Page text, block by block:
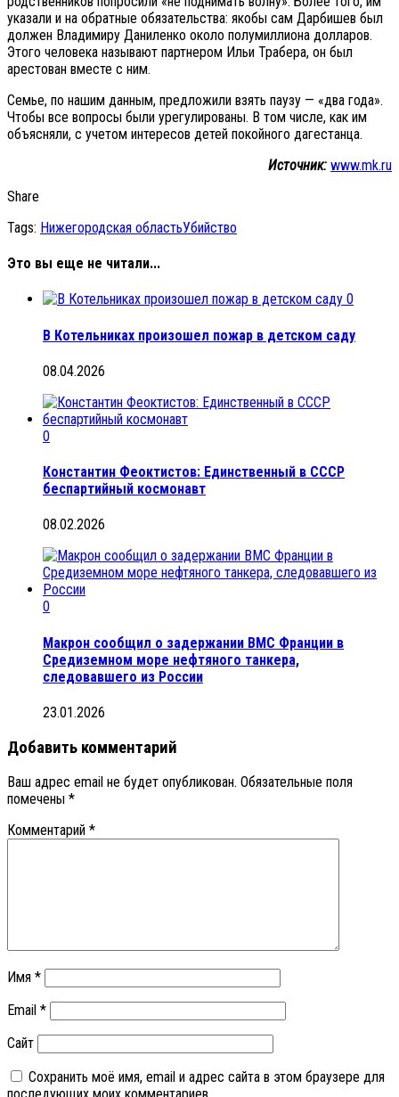
указали и на обратные обязательства: якобы сам Дарбишев был
должен Владимиру Даниленко около полумиллиона долларов.
Этого человека называют партнером Ильи Трабера, он был
арестован вместе с ним.
Семье, по нашим данным, предложили взять паузу — «два года».
Чтобы все вопросы были урегулированы. В том числе, как им
объясняли, с учетом интересов детей покойного дагестанца.
Источник: www.mk.ru
Share
Tags: Нижегородская областьУбийство
Это вы еще не читали...
0
В Котельниках произошел пожар в детском саду
08.04.2026
0
Константин Феоктистов: Единственный в СССР
беспартийный космонавт
08.02.2026
0
Макрон сообщил о задержании ВМС Франции в
Средиземном море нефтяного танкера,
следовавшего из России
23.01.2026
Добавить комментарий
Ваш адрес email не будет опубликован. Обязательные поля
помечены *
Комментарий *
Имя *
Email *
Сайт
Сохранить моё имя, email и адрес сайта в этом браузере для